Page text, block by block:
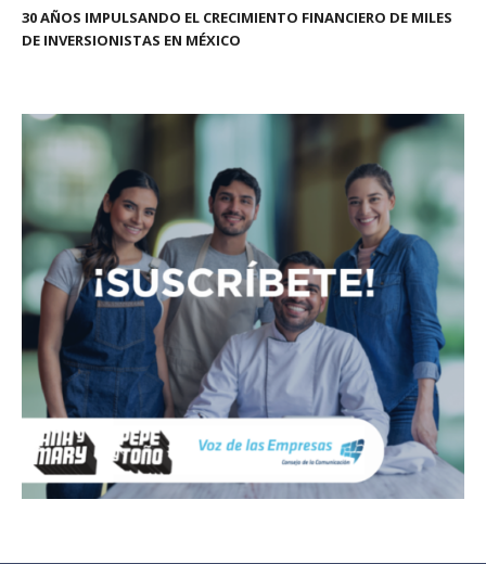
30 AÑOS IMPULSANDO EL CRECIMIENTO FINANCIERO DE MILES
DE INVERSIONISTAS EN MÉXICO